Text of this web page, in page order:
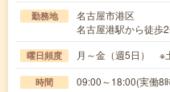
勤務地
名古屋市港区
名古屋港駅から徒歩
曜日頻度 月～金（週5日） ※
時間 09:00～18:00(実働